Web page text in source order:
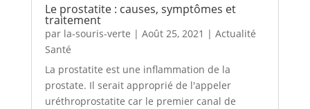
Le prostatite : causes, symptômes et
traitement
par la-souris-verte | Août 25, 2021 | Actualité
Santé
La prostatite est une inflammation de la
prostate. Il serait approprié de l'appeler
uréthroprostatite car le premier canal de